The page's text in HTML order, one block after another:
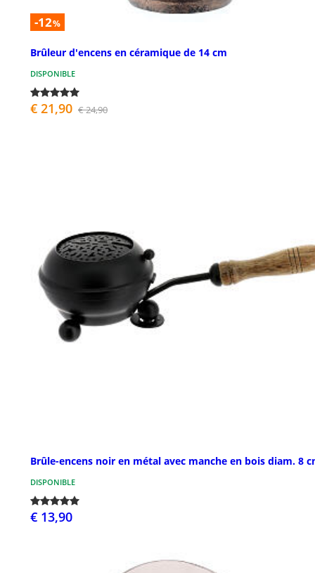
-12%
Brûleur d'encens en céramique de 14 cm
DISPONIBLE
€ 21,90 € 24,90
Brûle-encens noir en métal avec manche en bois diam. 8
DISPONIBLE
€ 13,90